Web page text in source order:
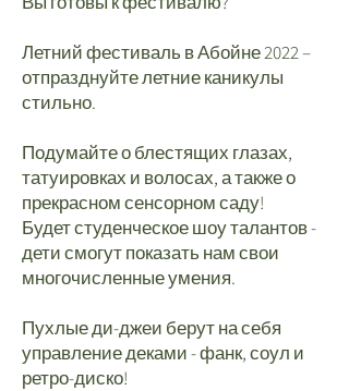
Летний фестиваль в Абойне 2022 –
отпразднуйте летние каникулы
стильно.
Подумайте о блестящих глазах,
татуировках и волосах, а также о
прекрасном сенсорном саду!
Будет студенческое шоу талантов -
дети смогут показать нам свои
многочисленные умения.
Пухлые ди-джеи берут на себя
управление деками - фанк, соул и
ретро-диско!